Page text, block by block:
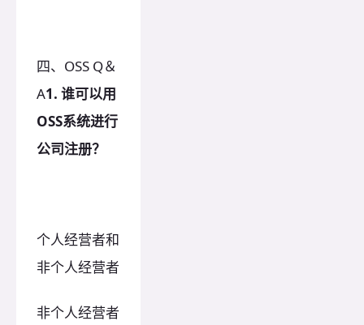
四、OSS Q＆
A1. 谁可以用
OSS系统进行
公司注册？
个人经营者和
非个人经营者
非个人经营者